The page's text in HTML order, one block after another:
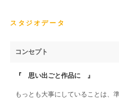
スタジオデータ
コンセプト
『 思い出ごと作品に 』
もっとも大事にしていることは、